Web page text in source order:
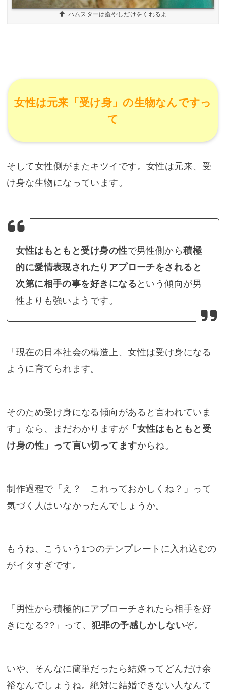
ハムスターは癒やしだけをくれるよ
女性は元来「受け身」の生物なんですっ
て
そして女性側がまたキツイです。女性は元来、受
け身な生物になっています。
女性はもともと受け身の性で男性側から積極
的に愛情表現されたりアプローチをされると
次第に相手の事を好きになる という傾向が男
性よりも強いようです。
「現在の日本社会の構造上、女性は受け身になる
ように育てられます。
そのため受け身になる傾向があると言われていま
す」なら、まだわかりますが 「女性はもともと受
け身の性」って言い切ってますからね。
制作過程で「え？ これっておかしくね？」って
気づく人はいなかったんでしょうか。
もうね、こういう1つのテンプレートに入れ込むの
がイタすぎです。
「男性から積極的にアプローチされたら相手を好
きになる??」って、 犯罪の予感しかしないぞ。
いや、そんなに簡単だったら結婚ってどんだけ余
裕なんでしょうね。絶対に結婚できない人なんて